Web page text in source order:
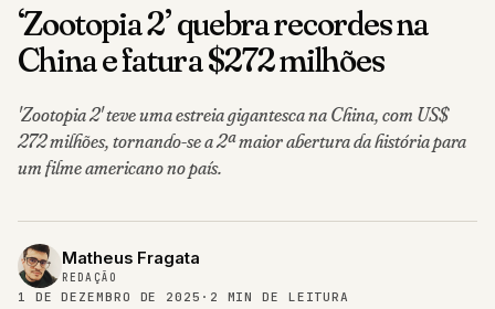
‘Zootopia 2’ quebra recordes na
China e fatura $272 milhões
'Zootopia 2' teve uma estreia gigantesca na China, com US$
272 milhões, tornando-se a 2ª maior abertura da história para
um filme americano no país.
Matheus Fragata
REDAÇÃO
1 DE DEZEMBRO DE 2025 · 2 MIN DE LEITURA